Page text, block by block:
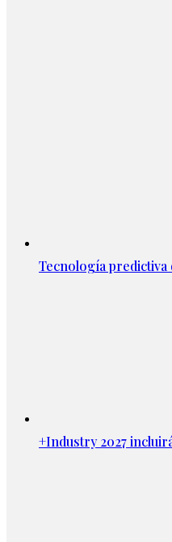
Tecnología predictiva
+Industry 2027